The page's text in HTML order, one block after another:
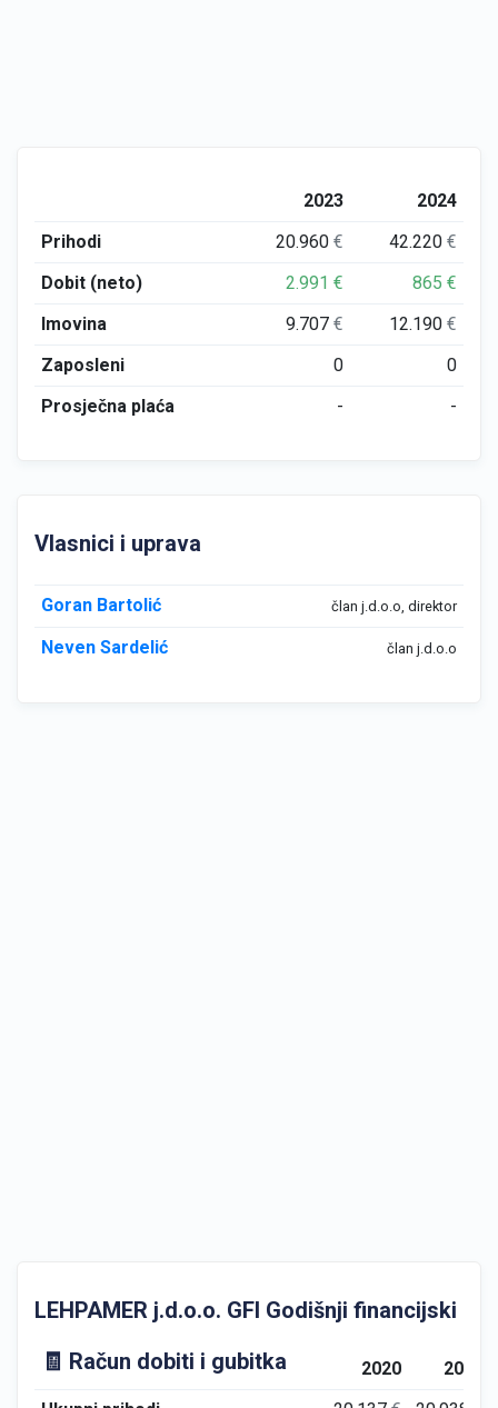
2023
2024
Prihodi
20.960€ 42.220€
Dobit (neto)
2.991€ 865€
Imovina
9.707€ 12.190€
Zaposleni
0
0
Prosječna plaća
- -
Vlasnici i uprava
Goran Bartolić član j.d.o.o, direktor
Neven Sardelić član j.d.o.o
LEHPAMER j.d.o.o. GFI Godišnji financijski
🧾 Račun dobiti i gubitka
2020
2021